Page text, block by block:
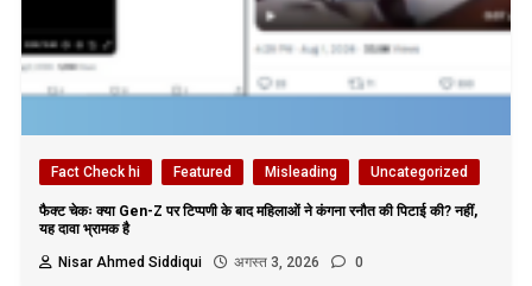
Fact Check hi Featured Misleading Uncategorized
फैक्ट चेकः क्या Gen-Z पर टिप्पणी के बाद महिलाओं ने कंगना रनौत की पिटाई की? नहीं,
यह दावा भ्रामक है
Nisar Ahmed Siddiqui
अगस्त 3, 2026 0